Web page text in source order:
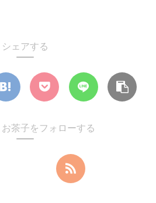
シェアする
茶子をフォローする